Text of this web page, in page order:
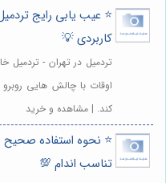
⭐️ عیب یابی رایج
کاربردی 💡
تردمیل در تهران - تردمیل
اوقات با چالش هایی
کند. | مشاهده و خرید
⭐️ نحوه استفاده
تناسب اندام 💯